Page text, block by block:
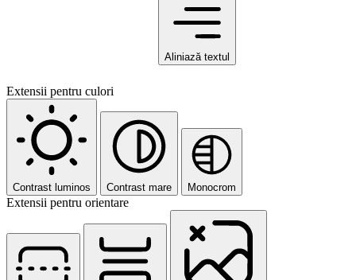
Aliniază textul
Extensii pentru culori
Contrast luminos Contrast mare Monocrom
Extensii pentru orientare